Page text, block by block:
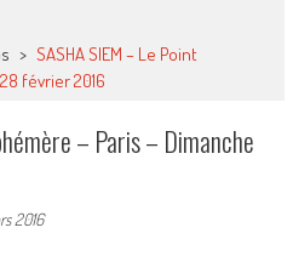
> SASHA SIEM – Le Point
février 2016
– Paris – Dimanche
2016